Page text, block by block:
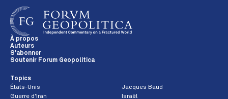
À propos
Auteurs
S'abonner
Soutenir Forum Geopolitica
Topics
États-Unis
Jacques Baud
Guerre d'Iran
Israël